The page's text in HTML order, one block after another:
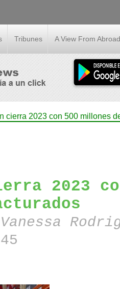
Tribunes A View From Abroad
cierra 2023 con 500 millones
2023
Vanessa